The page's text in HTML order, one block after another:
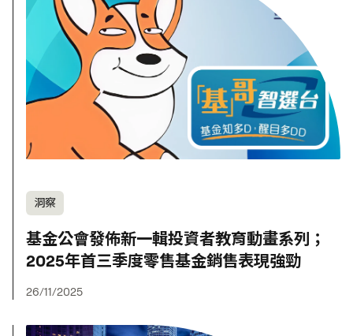
洞察
基金公會發佈新一輯投資者教育動畫系列；
2025年首三季度零售基金銷售表現強勁
26/11/2025